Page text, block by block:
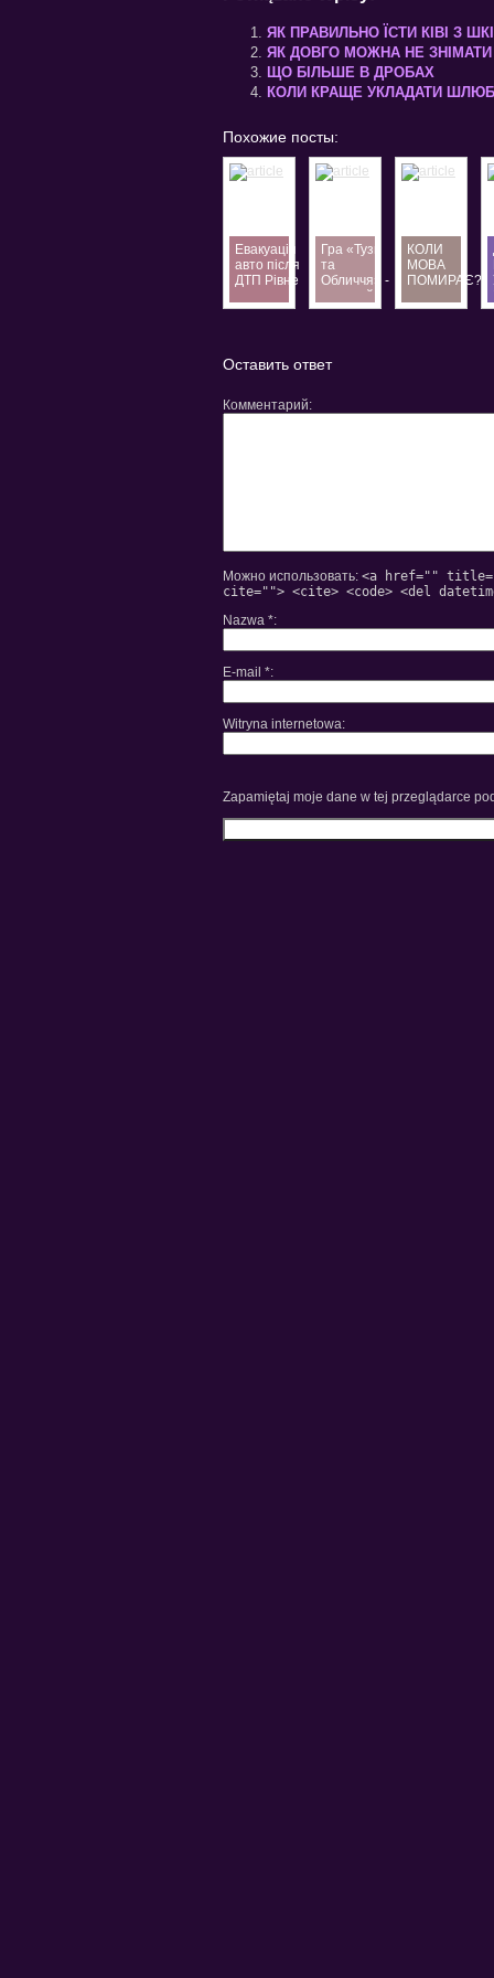
ЯК ПРАВИЛЬНО ЇСТИ КІВІ З
ЯК ДОВГО МОЖНА НЕ ЗНІМАТИ
ЩО БІЛЬШЕ В ДРОБАХ
КОЛИ КРАЩЕ УКЛАДАТИ ШЛЮБ
Похожие посты:
Евакуація
авто після
ДТП Рівне
терміновий
Гра «Тузи
та
Обличчя» -
окремий
вид
КОЛИ
МОВА
ПОМИРАЄ?
Оставить ответ
Комментарий
Можно использовать: <a href=""
cite=""> <cite> <code> <del
Nazwa *
E-mail *
Witryna internetowa
Zapamiętaj moje dane w tej przeglądarce